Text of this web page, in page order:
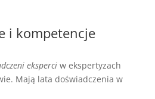
i kompetencje
eksperciw ekspertyzach
Mają lata doświadczenia w